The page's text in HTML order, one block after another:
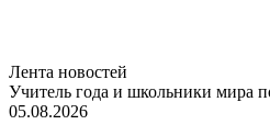
Лента новостей
Учитель года и школьники мира
05.08.2026